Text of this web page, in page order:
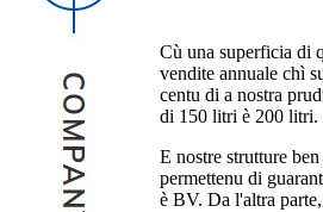
Cù una superficia di
vendite annuale chì
centu di a nostra
di 150 litri è 200 litri.
E nostre strutture
permettenu di
è BV. Da l'altra